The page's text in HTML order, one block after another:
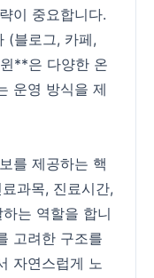
이 중요합니다.
(블로그, 카페,
**은 다양한 온
운영 방식을 제
를 제공하는 핵
과목, 진료시간,
는 역할을 합니
고려한 구조를
자연스럽게 노